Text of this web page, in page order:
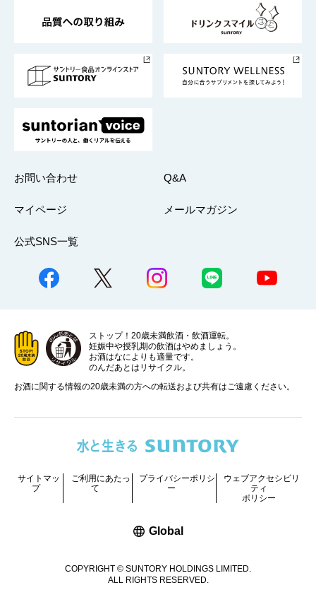
採用情報
お問い合わせ Q&A
マイページ メールマガジン
公式SNS一覧
ストップ！20歳未満飲酒・飲酒運転。
妊娠中や授乳期の飲酒はやめましょう。
お酒はなによりも適量です。
のんだあとはリサイクル。
お酒に関する情報の20歳未満の方への転送および共有はご遠慮ください。
COPYRIGHT © SUNTORY HOLDINGS LIMITED.
ALL RIGHTS RESERVED.
サイトマッ
プ
ご利用にあたっ
て
プライバシーポリシ
ー
ウェブアクセシビリ
ティ
ポリシー
Global新しいウィンドウで開く